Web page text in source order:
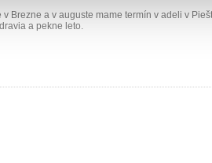
Brezne a v auguste mame termín v adeli v
a pekne leto.